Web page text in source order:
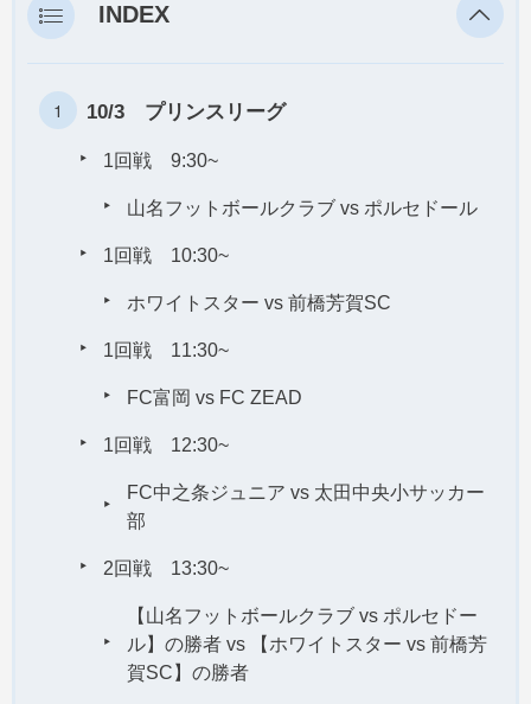
INDEX
10/3 プリンスリーグ
1回戦 9:30~
山名フットボールクラブ vs ポルセドール
1回戦 10:30~
ホワイトスター vs 前橋芳賀SC
1回戦 11:30~
FC富岡 vs FC ZEAD
1回戦 12:30~
FC中之条ジュニア vs 太田中央小サッカー
部
2回戦 13:30~
【山名フットボールクラブ vs ポルセドー
ル】の勝者 vs 【ホワイトスター vs 前橋芳
賀SC】の勝者